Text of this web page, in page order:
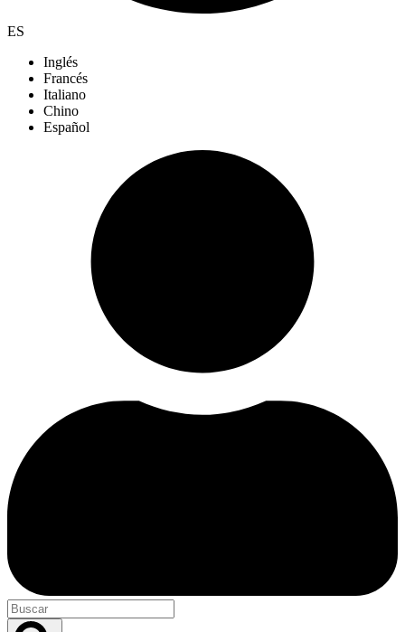
ES
Inglés
Francés
Italiano
Chino
Español